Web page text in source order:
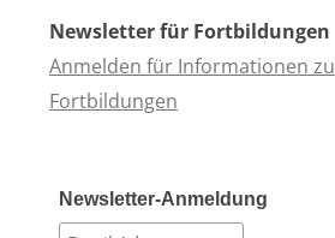
Newsletter für Fortbildungen
Anmelden für Informationen zu
Fortbildungen
Newsletter-Anmeldung